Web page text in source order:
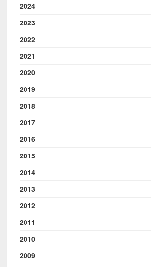
2024
2023
2022
2021
2020
2019
2018
2017
2016
2015
2014
2013
2012
2011
2010
2009